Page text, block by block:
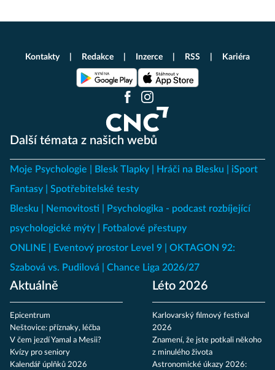
Další témata z našich webů
Moje Psychologie Blesk Tlapky Hráči na Blesku
iSport
Fantasy
Spotřebitelské testy
Blesku
Nemovitosti
Psychologika - podcast rozbíjející
psychologické mýty
Fotbalové přestupy
ONLINE
Eventový prostor Level 9
OKTAGON 92:
Szabová vs. Pudilová
Chance Liga 2026/27
Aktuálně
Epicentrum
Neštovice: příznaky, léčba
V čem jezdí Yamal a Mesii?
Kvízy pro seniory
Kalendář úplňků 2026
Léto 2026
Karlovarský filmový festival
2026
Znamení, že jste potkali někoho
z minulého života
Astronomické úkazy 2026:
Kontakty Redakce Inzerce RSS Kariéra